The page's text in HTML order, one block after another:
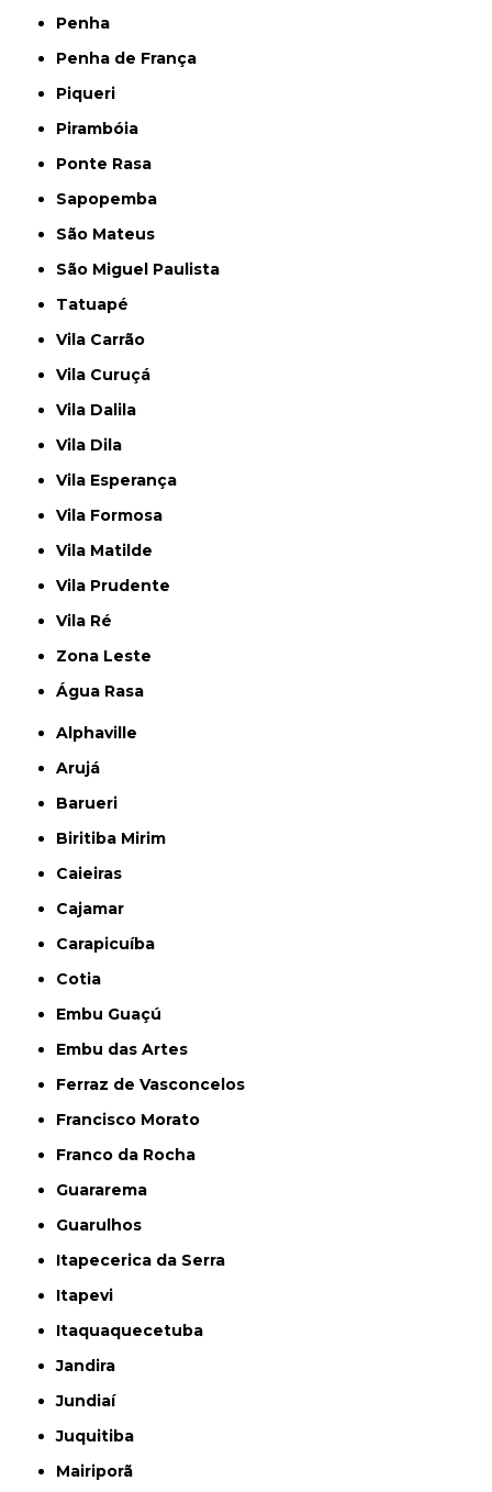
Penha
Penha de França
Piqueri
Pirambóia
Ponte Rasa
Sapopemba
São Mateus
São Miguel Paulista
Tatuapé
Vila Carrão
Vila Curuçá
Vila Dalila
Vila Dila
Vila Esperança
Vila Formosa
Vila Matilde
Vila Prudente
Vila Ré
Zona Leste
Água Rasa
Alphaville
Arujá
Barueri
Biritiba Mirim
Caieiras
Cajamar
Carapicuíba
Cotia
Embu Guaçú
Embu das Artes
Ferraz de Vasconcelos
Francisco Morato
Franco da Rocha
Guararema
Guarulhos
Itapecerica da Serra
Itapevi
Itaquaquecetuba
Jandira
Jundiaí
Juquitiba
Mairiporã